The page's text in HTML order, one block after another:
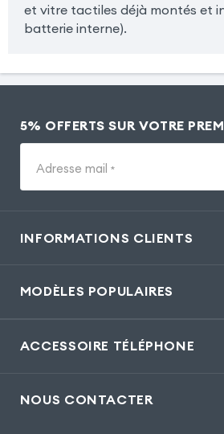
et vitre tactiles déjà montés et
batterie interne).
5% OFFERTS SUR VOTRE
Adresse mail *
INFORMATIONS CLIENTS
MODÈLES POPULAIRES
ACCESSOIRE TÉLÉPHONE
NOUS CONTACTER